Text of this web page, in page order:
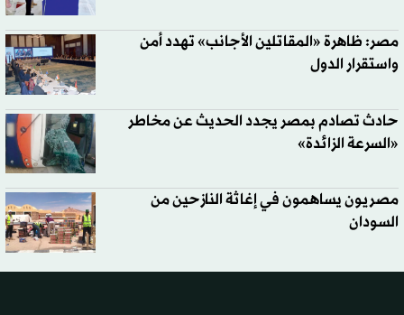
مصر: ظاهرة «المقاتلين الأجانب» تهدد أمن
واستقرار الدول
حادث تصادم بمصر يجدد الحديث عن مخاطر
«السرعة الزائدة»
مصريون يساهمون في إغاثة النازحين من
السودان